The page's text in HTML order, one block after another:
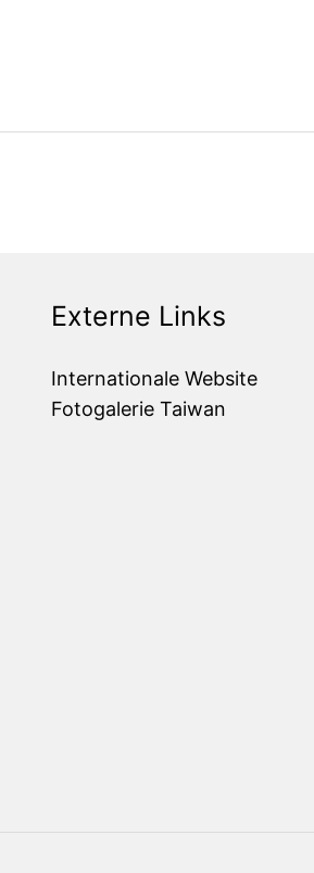
Externe Links
Internationale Website
Fotogalerie Taiwan